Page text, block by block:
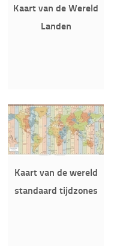
Kaart van de Wereld
Landen
Kaart van de wereld
standaard tijdzones